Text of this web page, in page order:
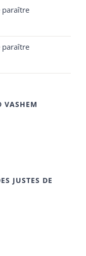
paraître
paraître
VASHEM
JUSTES DE